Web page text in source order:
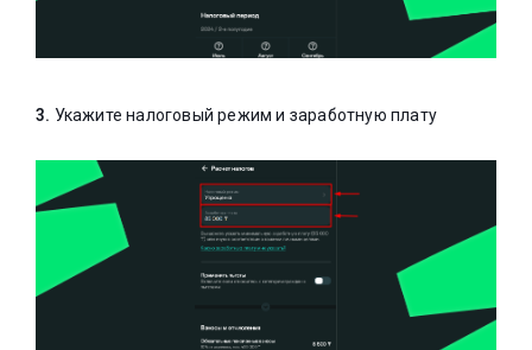
3. Укажите налоговый режим и заработную плату